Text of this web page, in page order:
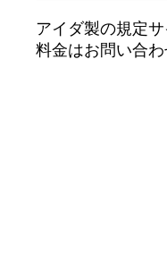
アイダ製の規定
料金はお問い合わ